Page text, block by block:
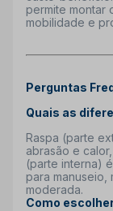
permite montar
mobilidade e
Perguntas
Quais as
Raspa (parte
abrasão e
(parte interna)
para
moderada.
Como